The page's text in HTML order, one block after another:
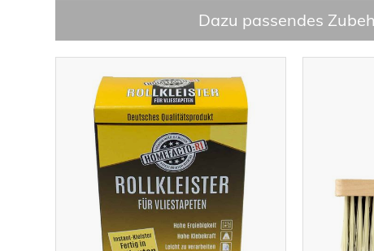
Dazu passendes